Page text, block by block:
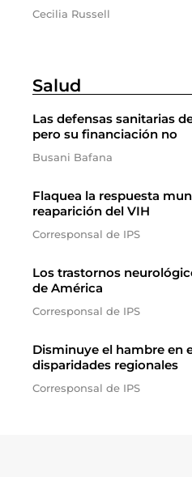
Cecilia Russell
Salud
Las defensas sanitarias
pero su financiación no
Busani Bafana
Flaquea la respuesta
reaparición del VIH
Corresponsal de IPS
Los trastornos
de América
Corresponsal de IPS
Disminuye el hambre en
disparidades regionales
Corresponsal de IPS